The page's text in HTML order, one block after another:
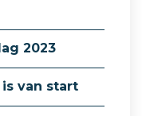
2023
is van start